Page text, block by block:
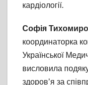
кардіології.
Софія
координаторка
Української
висловила
здоров’я за